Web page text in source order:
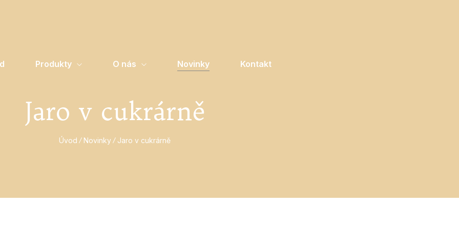
Produkty O nás Novinky Kontakt
Jaro v cukrárně
Úvod Novinky Jaro v cukrárně